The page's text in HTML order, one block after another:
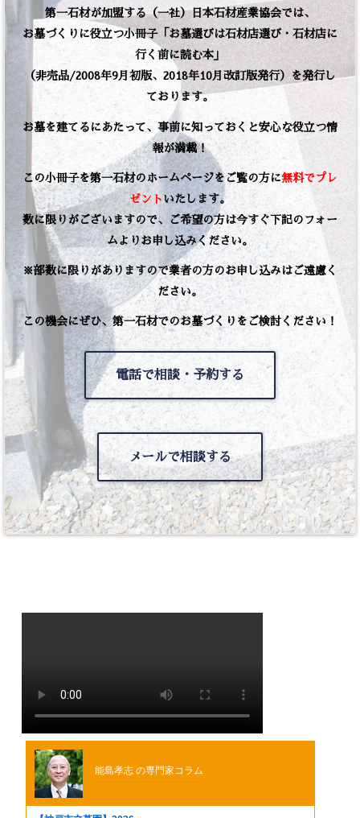
第一石材が加盟する（一社）日本石材産業協会では、
お墓づくりに役立つ小冊子「お墓選びは石材店選び・石材店に
行く前に読む本」
（非売品/2008年9月初版、2018年10月改訂版発行）を発行し
ております。
お墓を建てるにあたって、事前に知っておくと安心な役立つ情
報が満載！
この小冊子を第一石材のホームページをご覧の方に無料でプレ
ゼント いたします。
数に限りがございますので、ご希望の方は今すぐ下記のフォー
ムよりお申し込みください。
※部数に限りがありますので業者の方のお申し込みはご遠慮く
ださい。
この機会にぜひ、第一石材でのお墓づくりをご検討ください！
電話で相談・予約する
メールで相談する